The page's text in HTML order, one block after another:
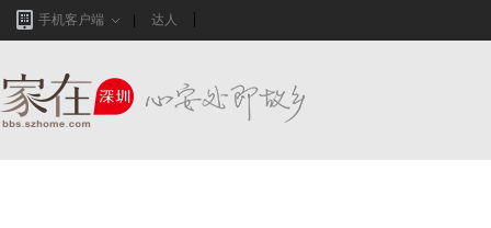
手机客户端 达人